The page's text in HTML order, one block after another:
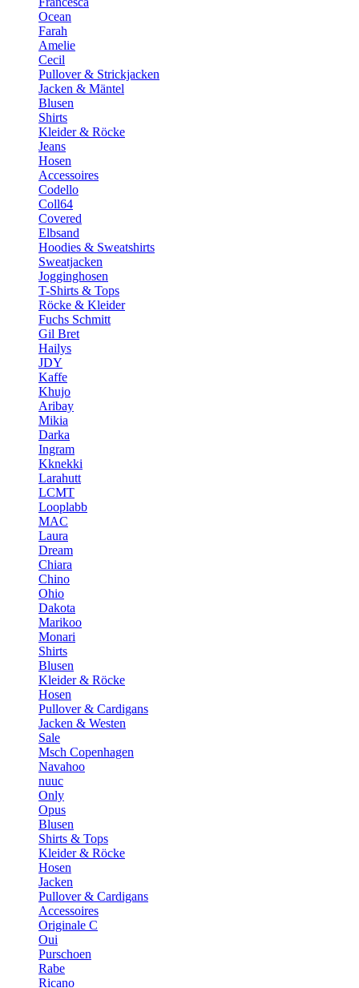
Ocean
Farah
Amelie
Cecil
Pullover & Strickjacken
Jacken & Mäntel
Blusen
Shirts
Kleider & Röcke
Jeans
Hosen
Accessoires
Codello
Coll64
Covered
Elbsand
Hoodies & Sweatshirts
Sweatjacken
Jogginghosen
T-Shirts & Tops
Röcke & Kleider
Fuchs Schmitt
Gil Bret
Hailys
JDY
Kaffe
Khujo
Aribay
Mikia
Darka
Ingram
Kknekki
Larahutt
LCMT
Looplabb
MAC
Laura
Dream
Chiara
Chino
Ohio
Dakota
Marikoo
Monari
Shirts
Blusen
Kleider & Röcke
Hosen
Pullover & Cardigans
Jacken & Westen
Sale
Msch Copenhagen
Navahoo
nuuc
Only
Opus
Blusen
Shirts & Tops
Kleider & Röcke
Hosen
Jacken
Pullover & Cardigans
Accessoires
Originale C
Oui
Purschoen
Rabe
Ricano